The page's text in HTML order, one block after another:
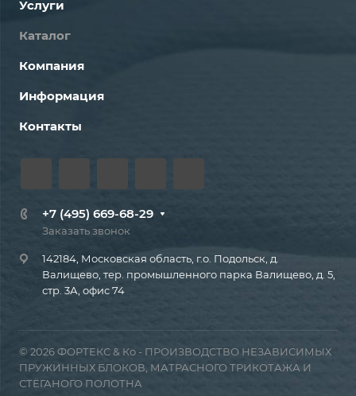
Услуги
Каталог
Компания
Информация
Контакты
+7 (495) 669-68-29
Заказать звонок
142184, Московская область, г.о. Подольск, д.
Валищево, тер. промышленного парка Валищево, д. 5,
стр. 3А, офис 74
© 2026 ФОРТЕКС & Ко - ПРОИЗВОДСТВО НЕЗАВИСИМЫХ
ПРУЖИННЫХ БЛОКОВ, МАТРАСНОГО ТРИКОТАЖА И
СТЁГАНОГО ПОЛОТНА